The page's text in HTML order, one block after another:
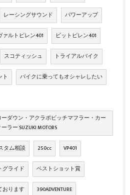
レーシングサウンド パワーアップ
ァルトピレン401 ビットピレン401
スコティッシュ トライアルバイク
ト バイクに乗ってもオシャレしたい
ーダウン・アクラポビッチマフラー・カー
ラー SUZUKI MOTORS
タム相談 250cc VP401
グライド ベストショット賞
おります 390ADVENTURE